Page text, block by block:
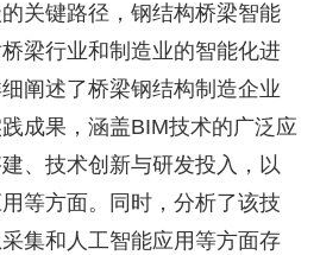
关键路径，钢结构桥梁智能
梁行业和制造业的智能化进
阐述了桥梁钢结构制造企业
成果，涵盖BIM技术的广泛应
、技术创新与研发投入，以
等方面。同时，分析了该技
集和人工智能应用等方面存